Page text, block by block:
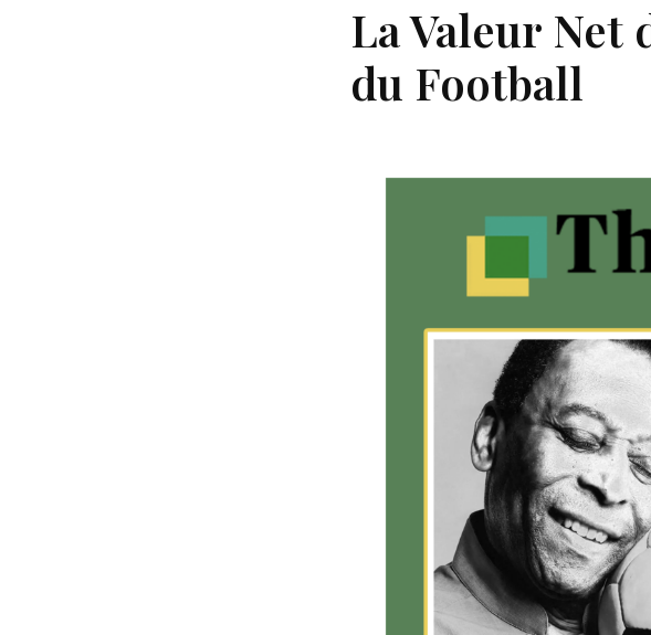
La Valeur Net
du Football